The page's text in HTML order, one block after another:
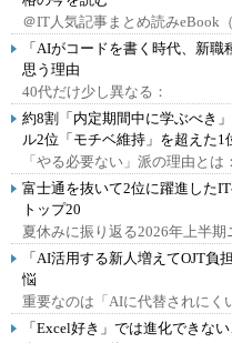
＠IT人気記事まとめ読みeBook
「AIがコードを書く時代、新
思う理由
40代だけ少し異なる：
約8割「内定期間中に学ぶべき
ル2位「モチベ維持」を超えた1
「やる必要ない」派の理由とは：
富士通を抜いて2位に躍進した
トップ20
夏休みに振り返る2026年上半期
「AI活用する新人増えてOJT
悩
重要なのは「AIに代替されにく
「Excel好き」では進化できな